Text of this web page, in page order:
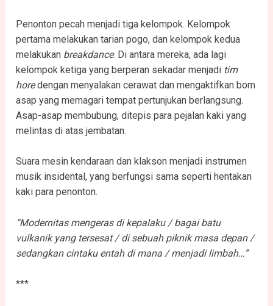
Penonton pecah menjadi tiga kelompok. Kelompok
pertama melakukan tarian pogo, dan kelompok kedua
melakukan breakdance. Di antara mereka, ada lagi
kelompok ketiga yang berperan sekadar menjadi tim
horedengan menyalakan cerawat dan mengaktifkan bom
asap yang memagari tempat pertunjukan berlangsung.
Asap-asap membubung, ditepis para pejalan kaki yang
melintas di atas jembatan.
Suara mesin kendaraan dan klakson menjadi instrumen
musik insidental, yang berfungsi sama seperti hentakan
kaki para penonton.
“Modernitas mengeras di kepalaku / bagai batu
vulkanik yang tersesat / di sebuah piknik masa depan /
sedangkan cintaku entah di mana / menjadi limbah…”
***